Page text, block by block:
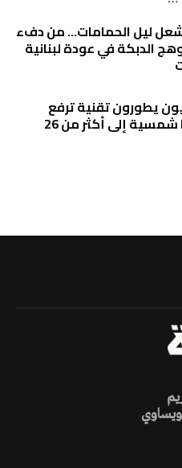
ليل الحمامات… من دفء
الدبكة في عودة لبنانية
يطورون تقنية ترفع
كفاءة خلايا شمسية إلى أكثر من 26